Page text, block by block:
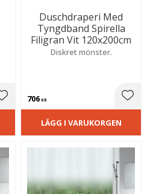
Lägg till i favoriter
Duschdraperi Med
Tyngdband Spirella
Filigran Vit 120x200cm
Diskret mönster.
706 KR
LÄGG I VARUKORGEN